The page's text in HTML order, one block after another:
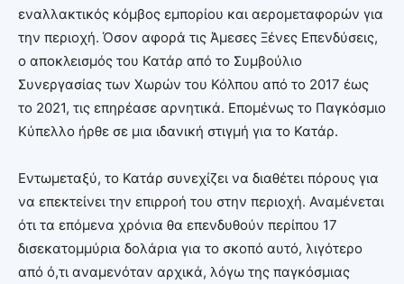
εναλλακτικός κόμβος εμπορίου και αερομεταφορών για
την περιοχή. Όσον αφορά τις Άμεσες Ξένες Επενδύσεις,
ο αποκλεισμός του Κατάρ από το Συμβούλιο
Συνεργασίας των Χωρών του Κόλπου από το 2017 έως
το 2021, τις επηρέασε αρνητικά. Επομένως το Παγκόσμιο
Κύπελλο ήρθε σε μια ιδανική στιγμή για το Κατάρ.
Εντωμεταξύ, το Κατάρ συνεχίζει να διαθέτει πόρους για
να επεκτείνει την επιρροή του στην περιοχή. Αναμένεται
ότι τα επόμενα χρόνια θα επενδυθούν περίπου 17
δισεκατομμύρια δολάρια για το σκοπό αυτό, λιγότερο
από ό,τι αναμενόταν αρχικά, λόγω της παγκόσμιας